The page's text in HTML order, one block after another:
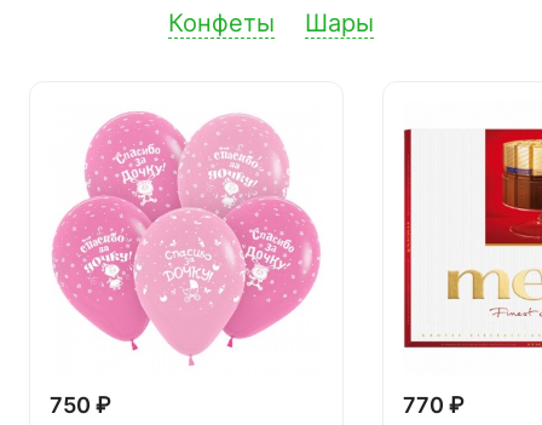
Конфеты Шары
750 ₽ 770 ₽